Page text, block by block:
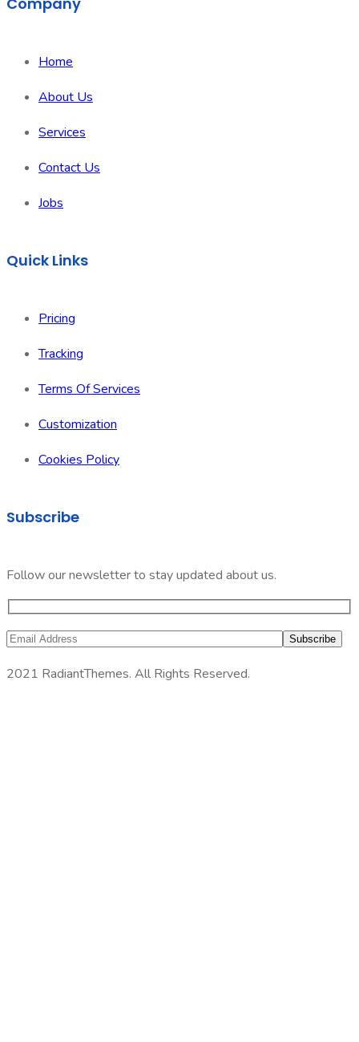
Home
About Us
Services
Contact Us
Jobs
Quick Links
Pricing
Tracking
Terms Of Services
Customization
Cookies Policy
Subscribe
Follow our newsletter to stay updated about us.
2021 RadiantThemes. All Rights Reserved.